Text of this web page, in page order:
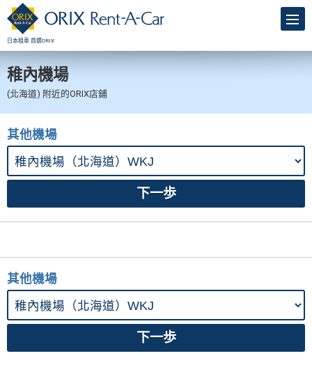
日本租車 首選ORIX
稚內機場
(北海道) 附近的ORIX店鋪
其他機場
其他機場